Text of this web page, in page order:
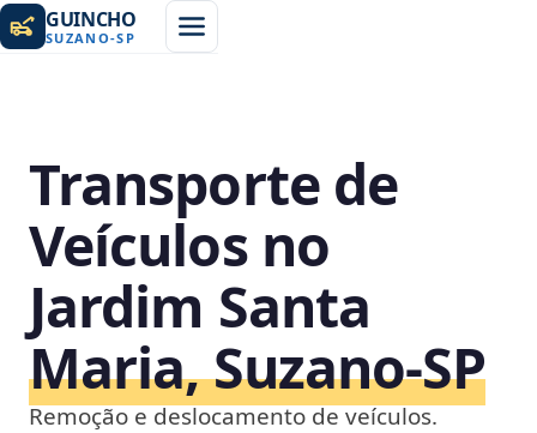
GUINCHO
SUZANO-SP
Transporte de
Veículos no
Jardim Santa
Maria, Suzano‑SP
Remoção e deslocamento de veículos.